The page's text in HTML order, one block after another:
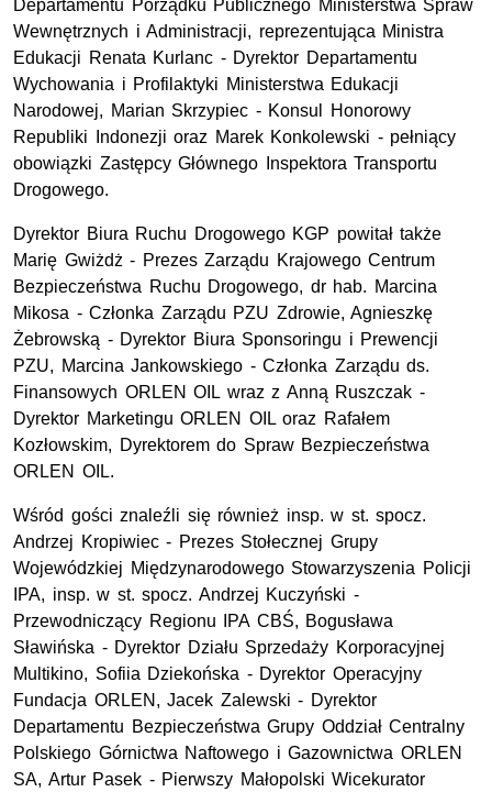
Departamentu Porządku Publicznego Ministerstwa Spraw
Wewnętrznych i Administracji, reprezentująca Ministra
Edukacji Renata Kurlanc - Dyrektor Departamentu
Wychowania i Profilaktyki Ministerstwa Edukacji
Narodowej, Marian Skrzypiec - Konsul Honorowy
Republiki Indonezji oraz Marek Konkolewski - pełniący
obowiązki Zastępcy Głównego Inspektora Transportu
Drogowego.
Dyrektor Biura Ruchu Drogowego KGP powitał także
Marię Gwiżdż - Prezes Zarządu Krajowego Centrum
Bezpieczeństwa Ruchu Drogowego, dr hab. Marcina
Mikosa - Członka Zarządu PZU Zdrowie, Agnieszkę
Żebrowską - Dyrektor Biura Sponsoringu i Prewencji
PZU, Marcina Jankowskiego - Członka Zarządu ds.
Finansowych ORLEN OIL wraz z Anną Ruszczak -
Dyrektor Marketingu ORLEN OIL oraz Rafałem
Kozłowskim, Dyrektorem do Spraw Bezpieczeństwa
ORLEN OIL.
Wśród gości znaleźli się również insp. w st. spocz.
Andrzej Kropiwiec - Prezes Stołecznej Grupy
Wojewódzkiej Międzynarodowego Stowarzyszenia Policji
IPA, insp. w st. spocz. Andrzej Kuczyński -
Przewodniczący Regionu IPA CBŚ, Bogusława
Sławińska - Dyrektor Działu Sprzedaży Korporacyjnej
Multikino, Sofiia Dziekońska - Dyrektor Operacyjny
Fundacja ORLEN, Jacek Zalewski - Dyrektor
Departamentu Bezpieczeństwa Grupy Oddział Centralny
Polskiego Górnictwa Naftowego i Gazownictwa ORLEN
SA, Artur Pasek - Pierwszy Małopolski Wicekurator